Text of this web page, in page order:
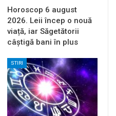
Horoscop 6 august
2026. Leii încep o nouă
viață, iar Săgetătorii
câștigă bani în plus
STIRI